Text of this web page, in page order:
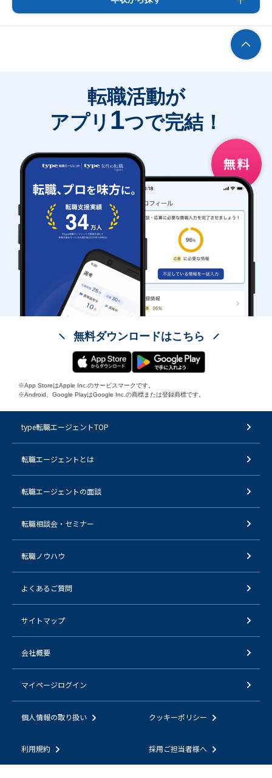
転職活動が
アプリ 1つで完結！
無料ダウンロードはこちら
※App StoreはApple Inc.のサービスマークです。
※Android、Google PlayはGoogle Inc.の商標または登録商標です。
type転職エージェントTOP
転職エージェントとは
転職エージェントの面談
転職相談会・セミナー
転職ノウハウ
よくあるご質問
サイトマップ
会社概要
マイページログイン
個人情報の取り扱い クッキーポリシー
利用規約 採用ご担当者様へ